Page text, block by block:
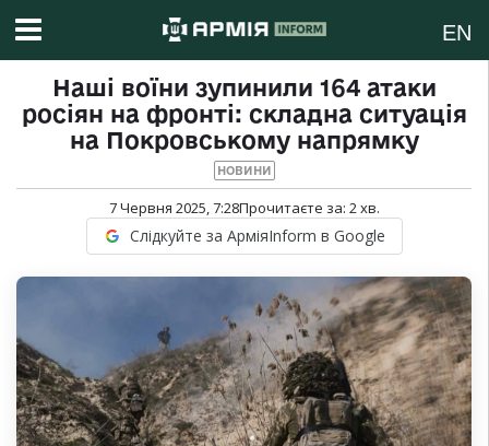
EN
Наші воїни зупинили 164 атаки
росіян на фронті: складна ситуація
на Покровському напрямку
НОВИНИ
7 Червня 2025, 7:28Прочитаєте за: 2хв.
Слідкуйте за АрміяInform в Google